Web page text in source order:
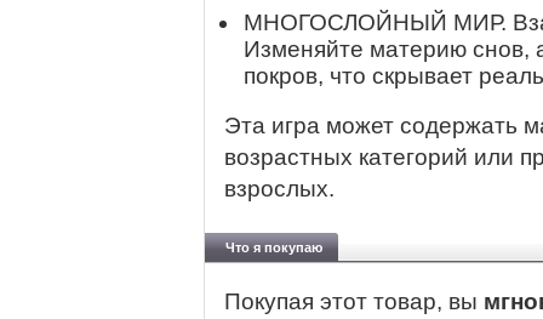
МНОГОСЛОЙНЫЙ МИР.
Изменяйте материю снов,
покров, что скрывает
Эта игра может содержать
возрастных категорий или
взрослых.
Что я покупаю
Покупая этот товар, вы